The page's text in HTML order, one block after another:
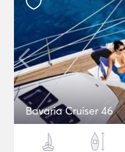
Bavaria Cruiser 46